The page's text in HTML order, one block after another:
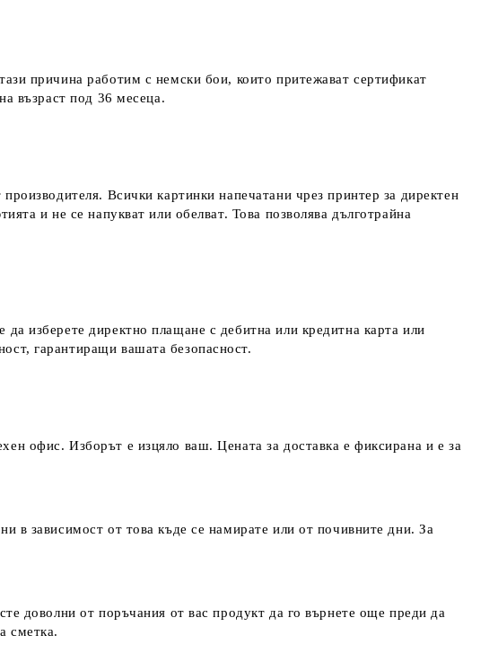
причина работим с немски бои, които притежават сертификат
възраст под 36 месеца.
Всички картинки напечатани чрез принтер за директен
и не се напукват или обелват. Това позволява дълготрайна
изберете директно плащане с дебитна или кредитна карта или
гарантиращи вашата безопасност.
офис. Изборът е изцяло ваш. Цената за доставка е фиксирана и е за
в зависимост от това къде се намирате или от почивните дни. За
доволни от поръчания от вас продукт да го върнете още преди да
сметка.